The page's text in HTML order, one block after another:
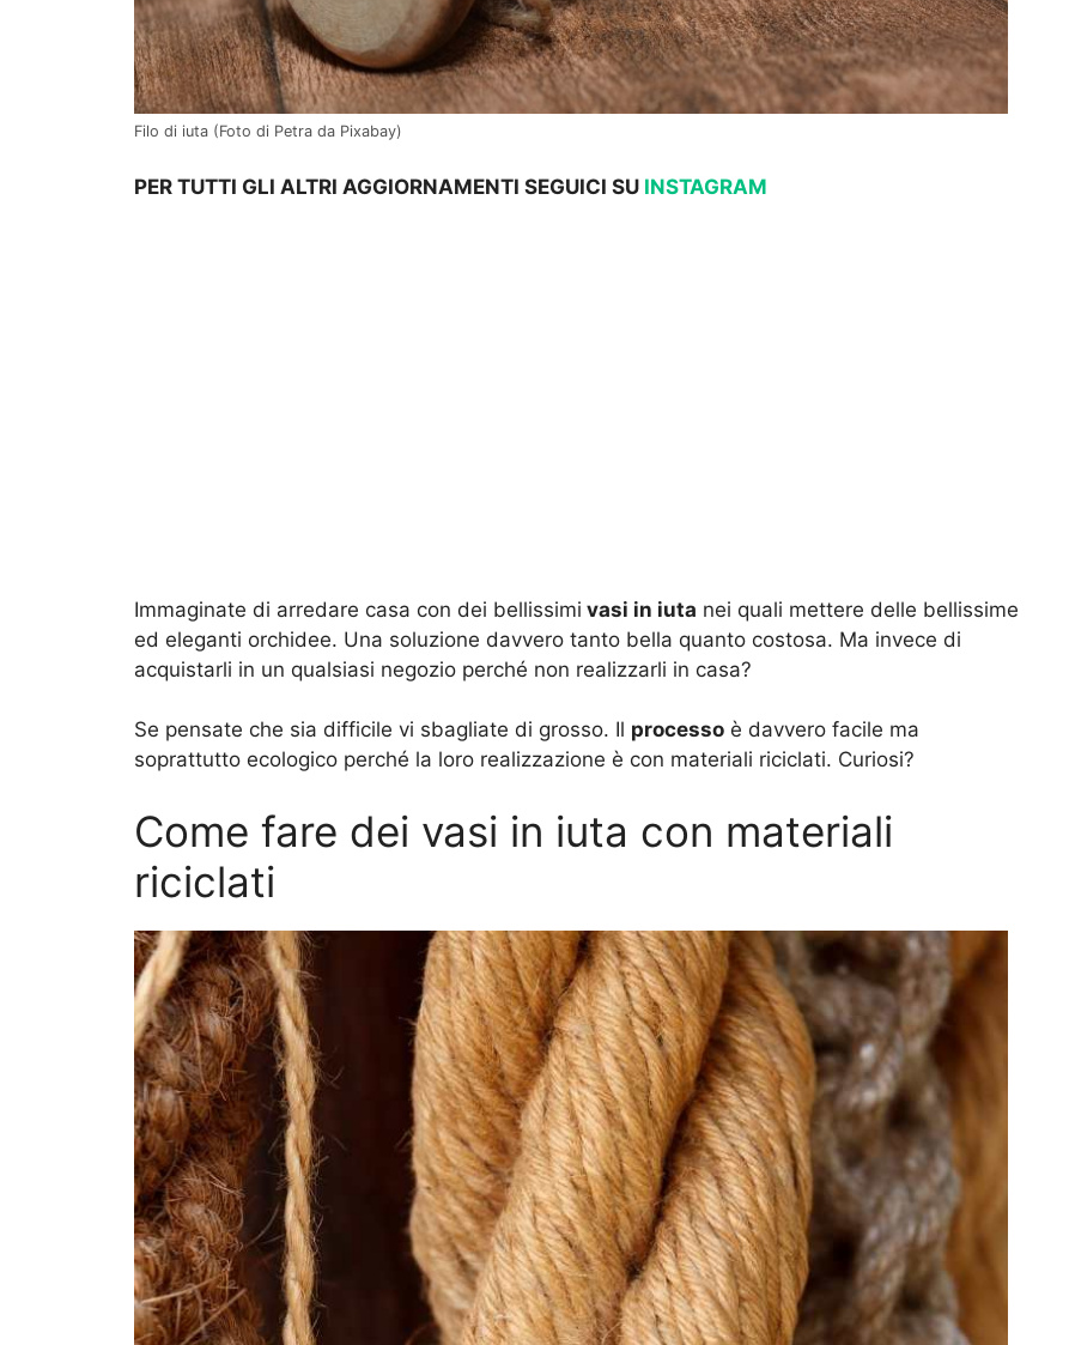
Filo di iuta (Foto di Petra da Pixabay)
PER TUTTI GLI ALTRI AGGIORNAMENTI SEGUICI SU INSTAGRAM
Immaginate di arredare casa con dei bellissimi vasi in iuta nei quali mettere delle bellissime
ed eleganti orchidee. Una soluzione davvero tanto bella quanto costosa. Ma invece di
acquistarli in un qualsiasi negozio perché non realizzarli in casa?
Se pensate che sia difficile vi sbagliate di grosso. Il processo è davvero facile ma
soprattutto ecologico perché la loro realizzazione è con materiali riciclati. Curiosi?
Come fare dei vasi in iuta con materiali
riciclati